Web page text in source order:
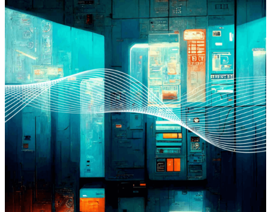
Достигаемая экономика
Увеличение объемов продаж и
Снижение издержек на дистрибуцию